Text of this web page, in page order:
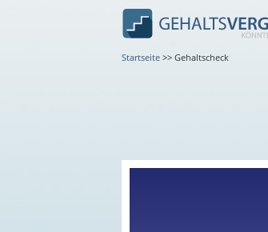
Startseite >> Gehaltscheck